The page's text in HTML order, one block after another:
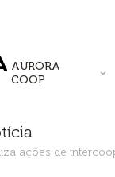
AURORA
COOP
ações de